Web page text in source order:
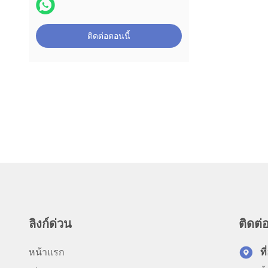
ติดต่อตอนนี้
ลิงก์ด่วน
หน้าแรก
ติดต่
ที่